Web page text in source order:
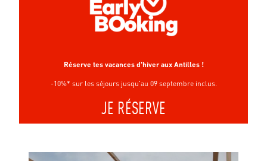
Réserve tes vacances d'hiver aux Antilles !
-10%* sur les séjours jusqu'au 09 septembre inclus.
JE RÉSERVE